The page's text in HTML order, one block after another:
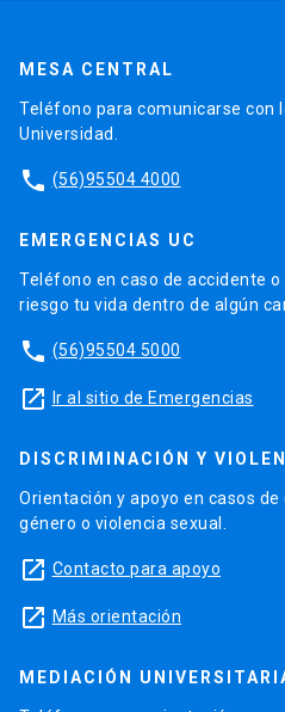
MESA CENTRAL
Teléfono para comunicarse con
Universidad.
phone (56)95504 4000
EMERGENCIAS UC
Teléfono en caso de accidente
riesgo tu vida dentro de algún
phone (56)95504 5000
launch Ir al sitio de Emergencias
DISCRIMINACIÓN Y
Orientación y apoyo en casos
género o violencia sexual.
launch Contacto para apoyo
launch Más orientación
MEDIACIÓN